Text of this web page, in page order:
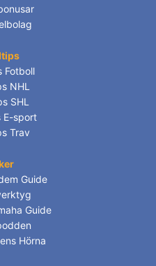
Fotboll
NHL
SHL
E-sport
Trav
Guide
Guide
Hörna